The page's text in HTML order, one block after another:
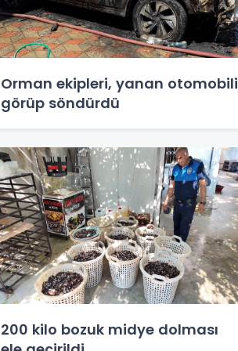
Orman ekipleri, yanan otomobili
görüp söndürdü
200 kilo bozuk midye dolması